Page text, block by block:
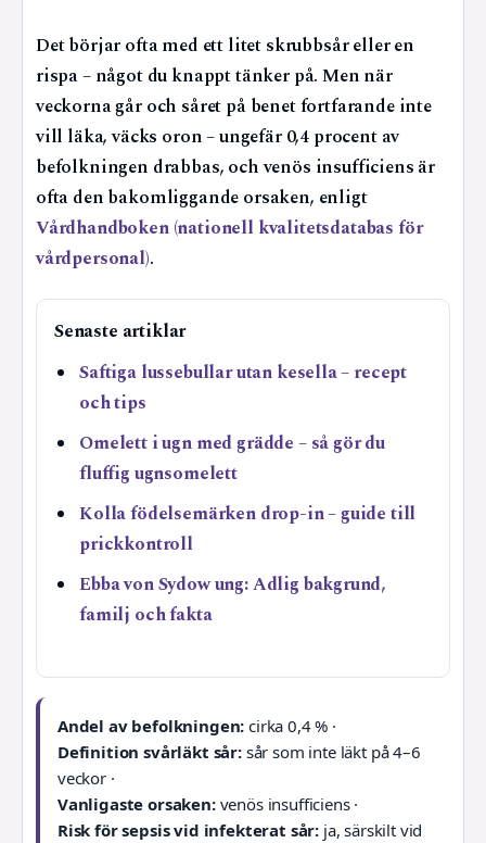
Det börjar ofta med ett litet skrubbsår eller en
rispa – något du knappt tänker på. Men när
veckorna går och såret på benet fortfarande inte
vill läka, väcks oron – ungefär 0,4 procent av
befolkningen drabbas, och venös insufficiens är
ofta den bakomliggande orsaken, enligt
Vårdhandboken (nationell kvalitetsdatabas för
vårdpersonal).
Senaste artiklar
Saftiga lussebullar utan kesella – recept
och tips
Omelett i ugn med grädde – så gör du
fluffig ugnsomelett
Kolla födelsemärken drop-in – guide till
prickkontroll
Ebba von Sydow ung: Adlig bakgrund,
familj och fakta
Andel av befolkningen: cirka 0,4 % ·
Definition svårläkt sår:sår som inte läkt på 4–6
veckor ·
Vanligaste orsaken:venös insufficiens ·
Risk för sepsis vid infekterat sår: ja, särskilt vid